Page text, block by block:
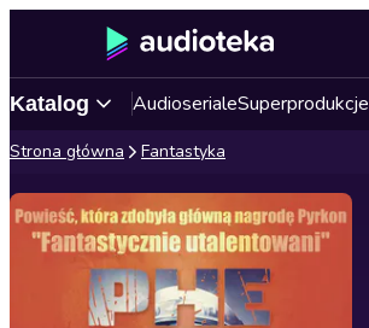
Katalog AudioserialeSuperprodukcje
Strona główna Fantastyka